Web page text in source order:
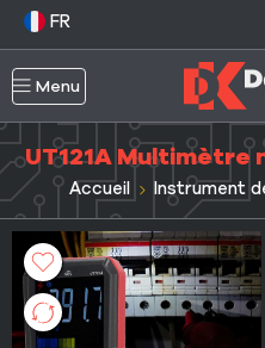
FR
Menu
UT121A
Accueil Instrument